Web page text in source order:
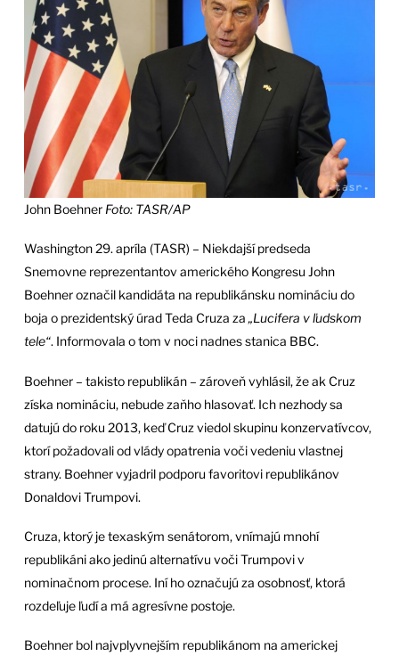
John Boehner Foto: TASR/AP
Washington 29. apríla (TASR) – Niekdajší predseda
Snemovne reprezentantov amerického Kongresu John
Boehner označil kandidáta na republikánsku nomináciu do
boja o prezidentský úrad Teda Cruza za„Lucifera v ľudskom
tele“. Informovala o tom v noci nadnes stanica BBC.
Boehner – takisto republikán – zároveň vyhlásil, že ak Cruz
získa nomináciu, nebude zaňho hlasovať. Ich nezhody sa
datujú do roku 2013, keď Cruz viedol skupinu konzervatívcov,
ktorí požadovali od vlády opatrenia voči vedeniu vlastnej
strany. Boehner vyjadril podporu favoritovi republikánov
Donaldovi Trumpovi.
Cruza, ktorý je texaským senátorom, vnímajú mnohí
republikáni ako jedinú alternatívu voči Trumpovi v
nominačnom procese. Iní ho označujú za osobnosť, ktorá
rozdeľuje ľudí a má agresívne postoje.
Boehner bol najvplyvnejším republikánom na americkej